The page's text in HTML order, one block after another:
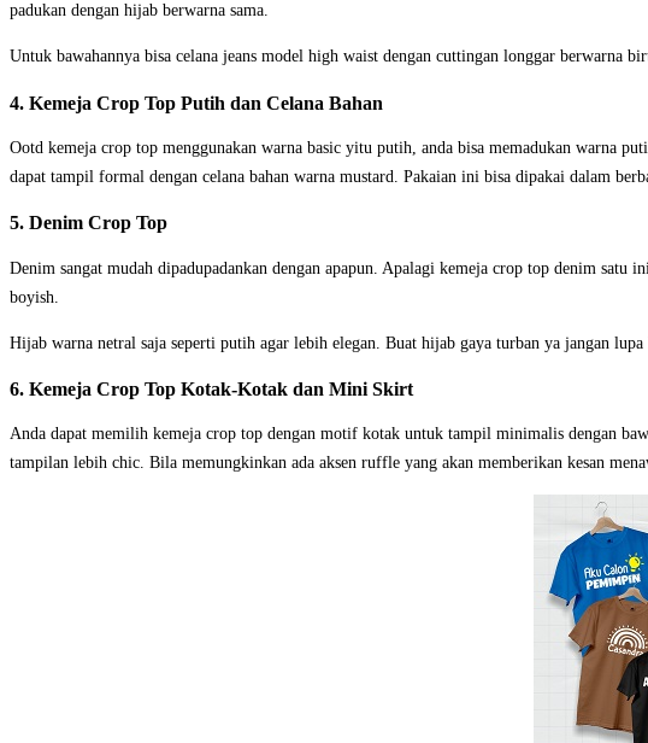
padukan dengan hijab berwarna sama.
Untuk bawahannya bisa celana jeans model high waist dengan cuttingan longgar berwarna
4. Kemeja Crop Top Putih dan Celana Bahan
Ootd kemeja crop top menggunakan warna basic yitu putih, anda bisa memadukan warna
dapat tampil formal dengan celana bahan warna mustard. Pakaian ini bisa dipakai dalam
5. Denim Crop Top
Denim sangat mudah dipadupadankan dengan apapun. Apalagi kemeja crop top denim
boyish.
Hijab warna netral saja seperti putih agar lebih elegan. Buat hijab gaya turban ya jangan
6. Kemeja Crop Top Kotak-Kotak dan Mini Skirt
Anda dapat memilih kemeja crop top dengan motif kotak untuk tampil minimalis dengan
tampilan lebih chic. Bila memungkinkan ada aksen ruffle yang akan memberikan kesan